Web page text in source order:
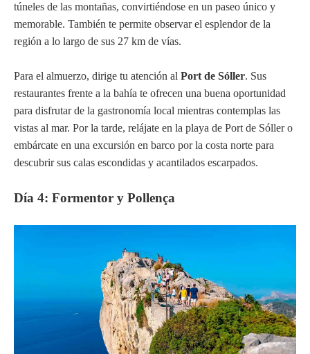
túneles de las montañas, convirtiéndose en un paseo único y
memorable. También te permite observar el esplendor de la
región a lo largo de sus 27 km de vías.
Para el almuerzo, dirige tu atención al Port de Sóller. Sus
restaurantes frente a la bahía te ofrecen una buena oportunidad
para disfrutar de la gastronomía local mientras contemplas las
vistas al mar. Por la tarde, relájate en la playa de Port de Sóller o
embárcate en una excursión en barco por la costa norte para
descubrir sus calas escondidas y acantilados escarpados.
Día 4: Formentor y Pollença